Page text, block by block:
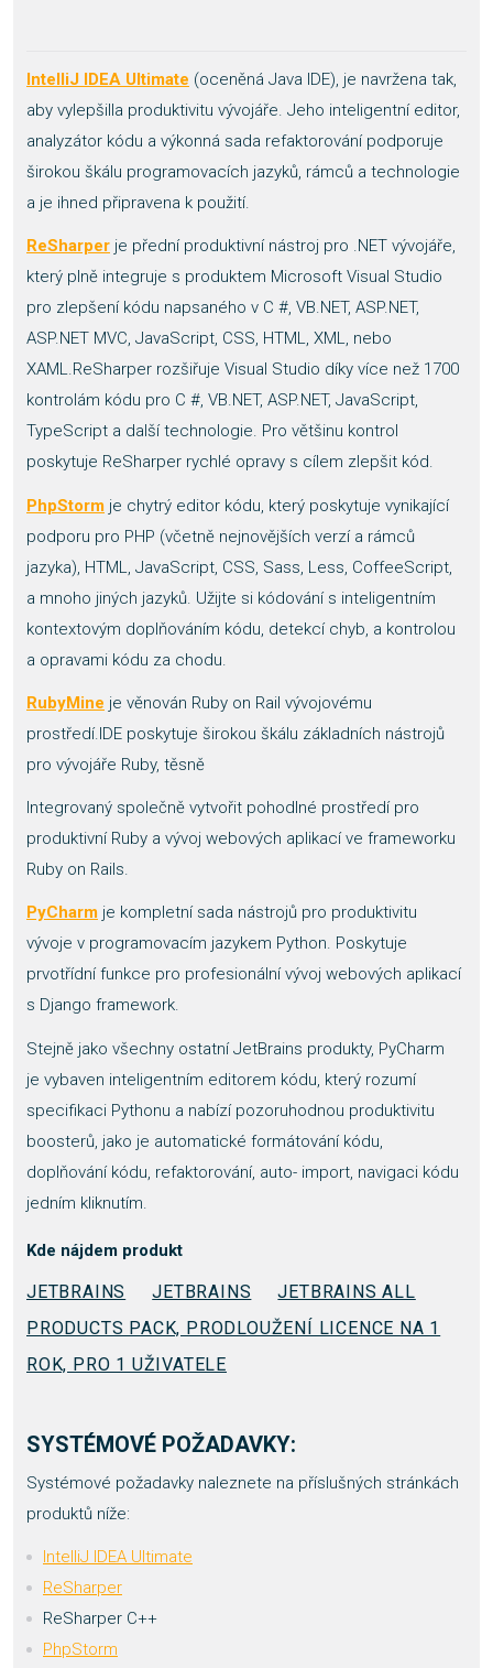
IntelliJ IDEA Ultimate (oceněná Java IDE), je navržena tak,
aby vylepšilla produktivitu vývojáře. Jeho inteligentní editor,
analyzátor kódu a výkonná sada refaktorování podporuje
širokou škálu programovacích jazyků, rámců a technologie
a je ihned připravena k použití.
ReSharper je přední produktivní nástroj pro .NET vývojáře,
který plně integruje s produktem Microsoft Visual Studio
pro zlepšení kódu napsaného v C #, VB.NET, ASP.NET,
ASP.NET MVC, JavaScript, CSS, HTML, XML, nebo
XAML.ReSharper rozšiřuje Visual Studio díky více než 1700
kontrolám kódu pro C #, VB.NET, ASP.NET, JavaScript,
TypeScript a další technologie. Pro většinu kontrol
poskytuje ReSharper rychlé opravy s cílem zlepšit kód.
PhpStorm je chytrý editor kódu, který poskytuje vynikající
podporu pro PHP (včetně nejnovějších verzí a rámců
jazyka), HTML, JavaScript, CSS, Sass, Less, CoffeeScript,
a mnoho jiných jazyků. Užijte si kódování s inteligentním
kontextovým doplňováním kódu, detekcí chyb, a kontrolou
a opravami kódu za chodu.
RubyMine je věnován Ruby on Rail vývojovému
prostředí.IDE poskytuje širokou škálu základních nástrojů
pro vývojáře Ruby, těsně
Integrovaný společně vytvořit pohodlné prostředí pro
produktivní Ruby a vývoj webových aplikací ve frameworku
Ruby on Rails.
PyCharm je kompletní sada nástrojů pro produktivitu
vývoje v programovacím jazykem Python. Poskytuje
prvotřídní funkce pro profesionální vývoj webových aplikací
s Django framework.
Stejně jako všechny ostatní JetBrains produkty, PyCharm
je vybaven inteligentním editorem kódu, který rozumí
specifikaci Pythonu a nabízí pozoruhodnou produktivitu
boosterů, jako je automatické formátování kódu,
doplňování kódu, refaktorování, auto- import, navigaci kódu
jedním kliknutím.
Kde nájdem produkt
JETBRAINS JETBRAINS
JETBRAINS ALL
PRODUCTS PACK, PRODLOUŽENÍ LICENCE NA 1
ROK, PRO 1 UŽIVATELE
SYSTÉMOVÉ POŽADAVKY:
Systémové požadavky naleznete na příslušných stránkách
produktů níže:
IntelliJ IDEA Ultimate
ReSharper
ReSharper C++
PhpStorm